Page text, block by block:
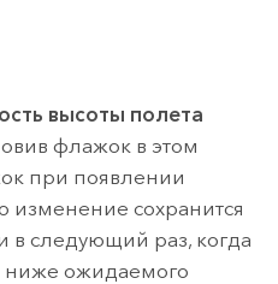
высоты полета
флажок в этом
при появлении
изменение сохранится
в следующий раз, когда
ниже ожидаемого